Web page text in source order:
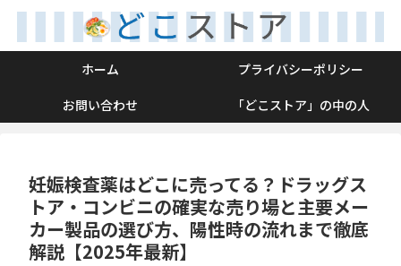
ホーム
プライバシーポリシー
お問い合わせ
「どこストア」の中の人
妊娠検査薬はどこに売ってる？ドラッグス
トア・コンビニの確実な売り場と主要メー
カー製品の選び方、陽性時の流れまで徹底
解説【2025年最新】